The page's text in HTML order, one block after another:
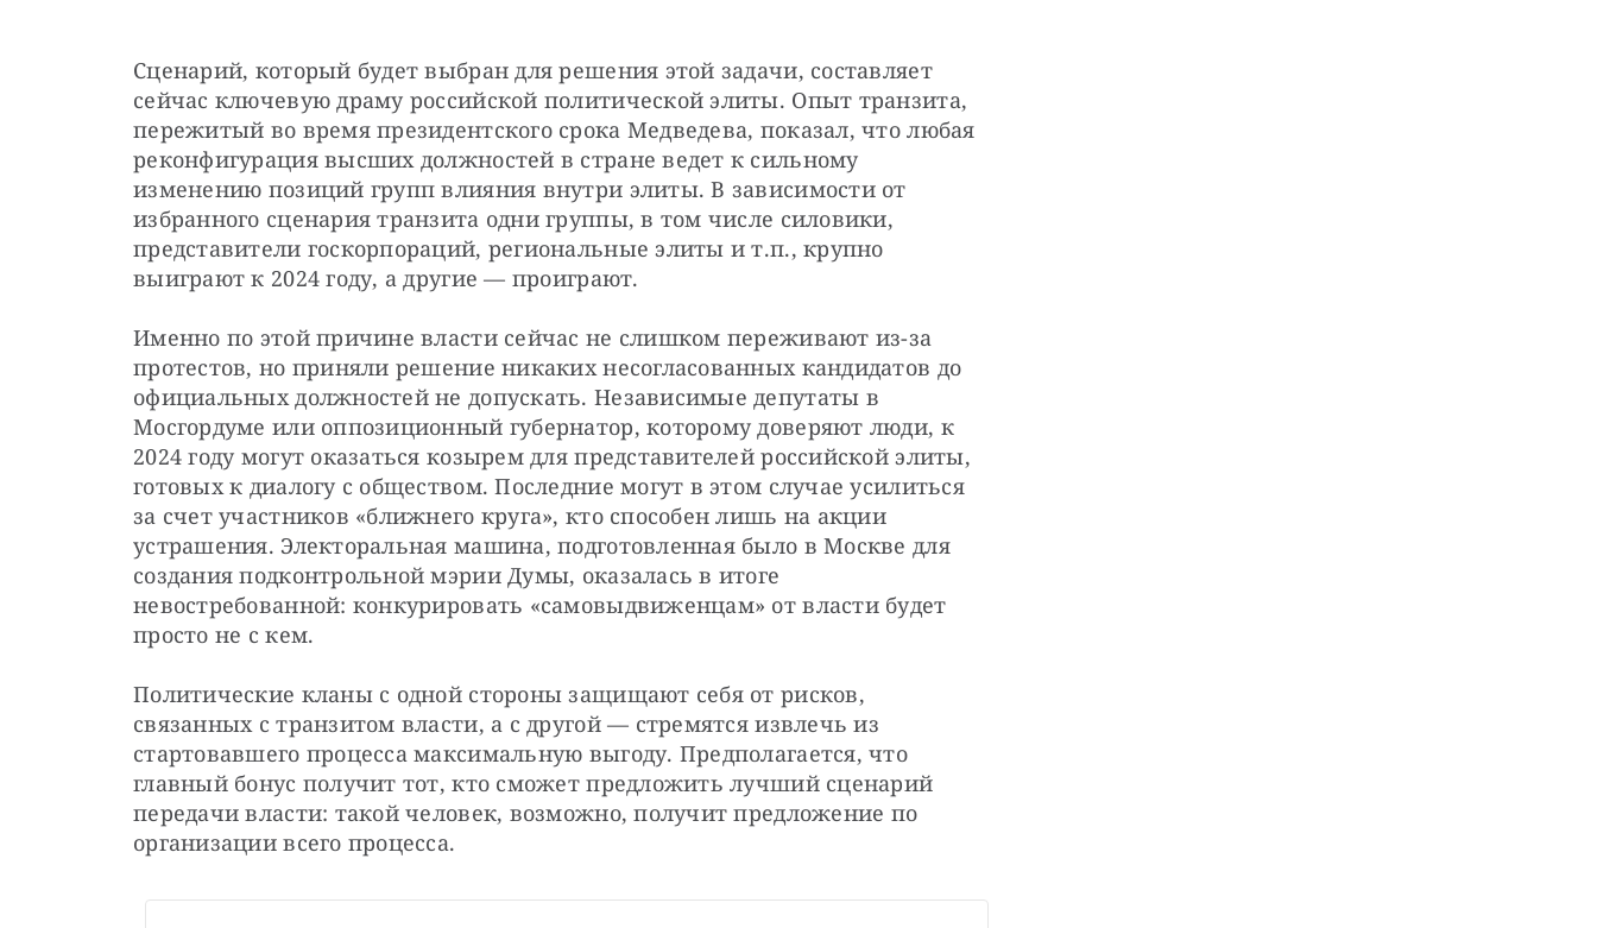
Сценарий, который будет выбран для решения этой задачи, составляет
сейчас ключевую драму российской политической элиты. Опыт транзита,
пережитый во время президентского срока Медведева, показал, что любая
реконфигурация высших должностей в стране ведет к сильному
изменению позиций групп влияния внутри элиты. В зависимости от
избранного сценария транзита одни группы, в том числе силовики,
представители госкорпораций, региональные элиты и т.п., крупно
выиграют к 2024 году, а другие — проиграют.
Именно по этой причине власти сейчас не слишком переживают из-за
протестов, но приняли решение никаких несогласованных кандидатов до
официальных должностей не допускать. Независимые депутаты в
Мосгордуме или оппозиционный губернатор, которому доверяют люди, к
2024 году могут оказаться козырем для представителей российской элиты,
готовых к диалогу с обществом. Последние могут в этом случае усилиться
за счет участников «ближнего круга», кто способен лишь на акции
устрашения. Электоральная машина, подготовленная было в Москве для
создания подконтрольной мэрии Думы, оказалась в итоге
невостребованной: конкурировать «самовыдвиженцам» от власти будет
просто не с кем.
Политические кланы с одной стороны защищают себя от рисков,
связанных с транзитом власти, а с другой — стремятся извлечь из
стартовавшего процесса максимальную выгоду. Предполагается, что
главный бонус получит тот, кто сможет предложить лучший сценарий
передачи власти: такой человек, возможно, получит предложение по
организации всего процесса.